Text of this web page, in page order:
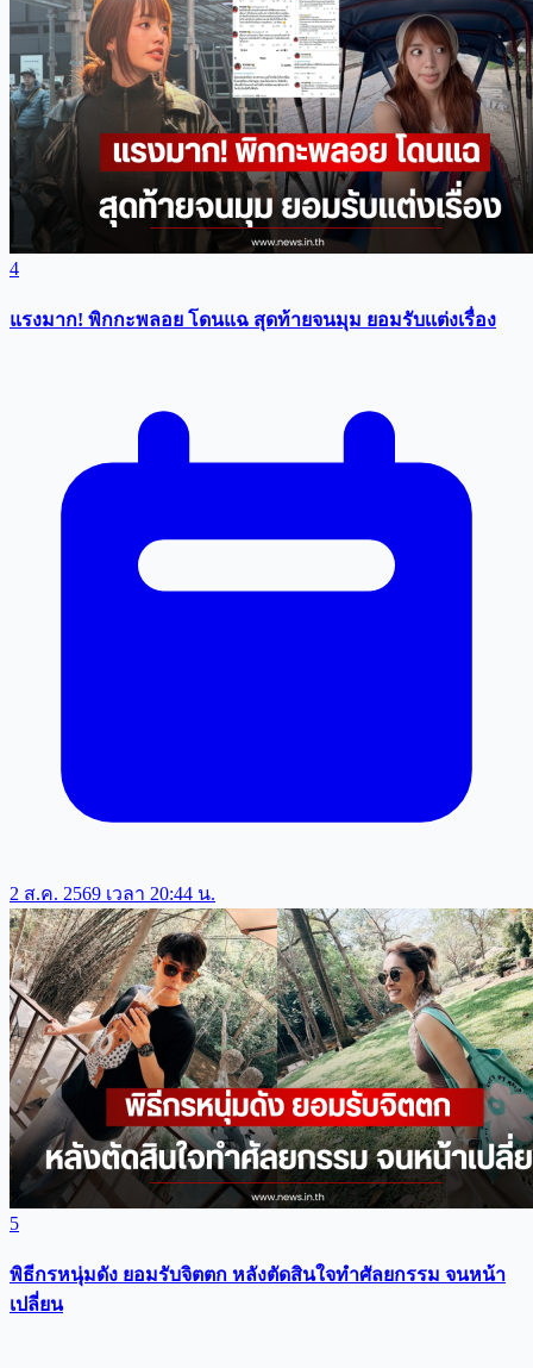
4
แรงมาก! พิกกะพลอย โดนแฉ สุดท้ายจนมุม ยอมรับเเต่งเรื่อง
2 ส.ค. 2569 เวลา 20:44 น.
5
พิธีกรหนุ่มดัง ยอมรับจิตตก หลังตัดสินใจทำศัลยกรรม จนหน้า
เปลี่ยน